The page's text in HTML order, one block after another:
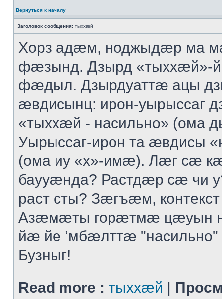
Вернуться к началу
Заголовок сообщения: тыххӕй
Хорз адӕм, ноджыдӕр ма
фӕзынд. Дзырд «тыххӕй»-
фӕдыл. Дзырдуаттӕ ацы
ӕвдисынц: ирон-уырыссаг
«тыххӕй - насильно» (ома
Уырыссаг-ирон та ӕвдисы
(ома иу «х»-имӕ). Лӕг сӕ
баууӕнда? Растдӕр сӕ чи
раст сты? Зӕгъӕм,
Азӕмӕты горӕтмӕ
йӕ йе ’мбӕлттӕ "насильно"
Бузныг!
Read more : тыххӕй |